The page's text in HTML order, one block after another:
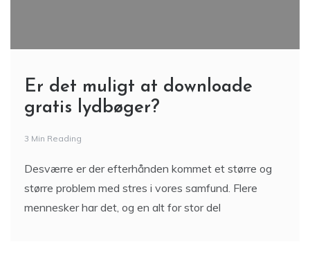
Er det muligt at downloade
gratis lydbøger?
3 Min Reading
Desværre er der efterhånden kommet et større og
større problem med stres i vores samfund. Flere
mennesker har det, og en alt for stor del